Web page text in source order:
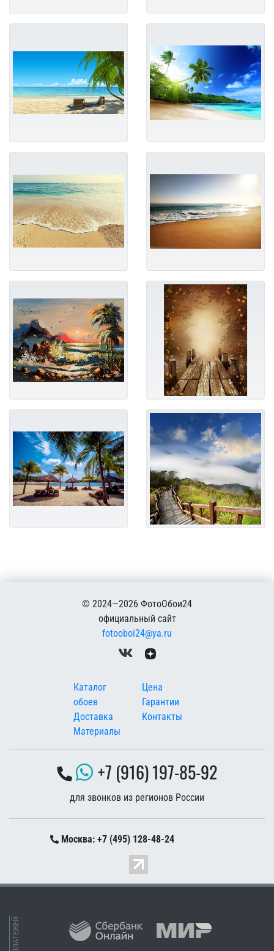
© 2024—2026 ФотоОбои24
официальный сайт
fotooboi24@ya.ru
Меню в подвале
Каталог
обоев
Доставка
Материалы
Цена
Гарантии
Контакты
+7 (916) 197-85-92
для звонков из регионов России
Москва: +7 (495) 128-48-24